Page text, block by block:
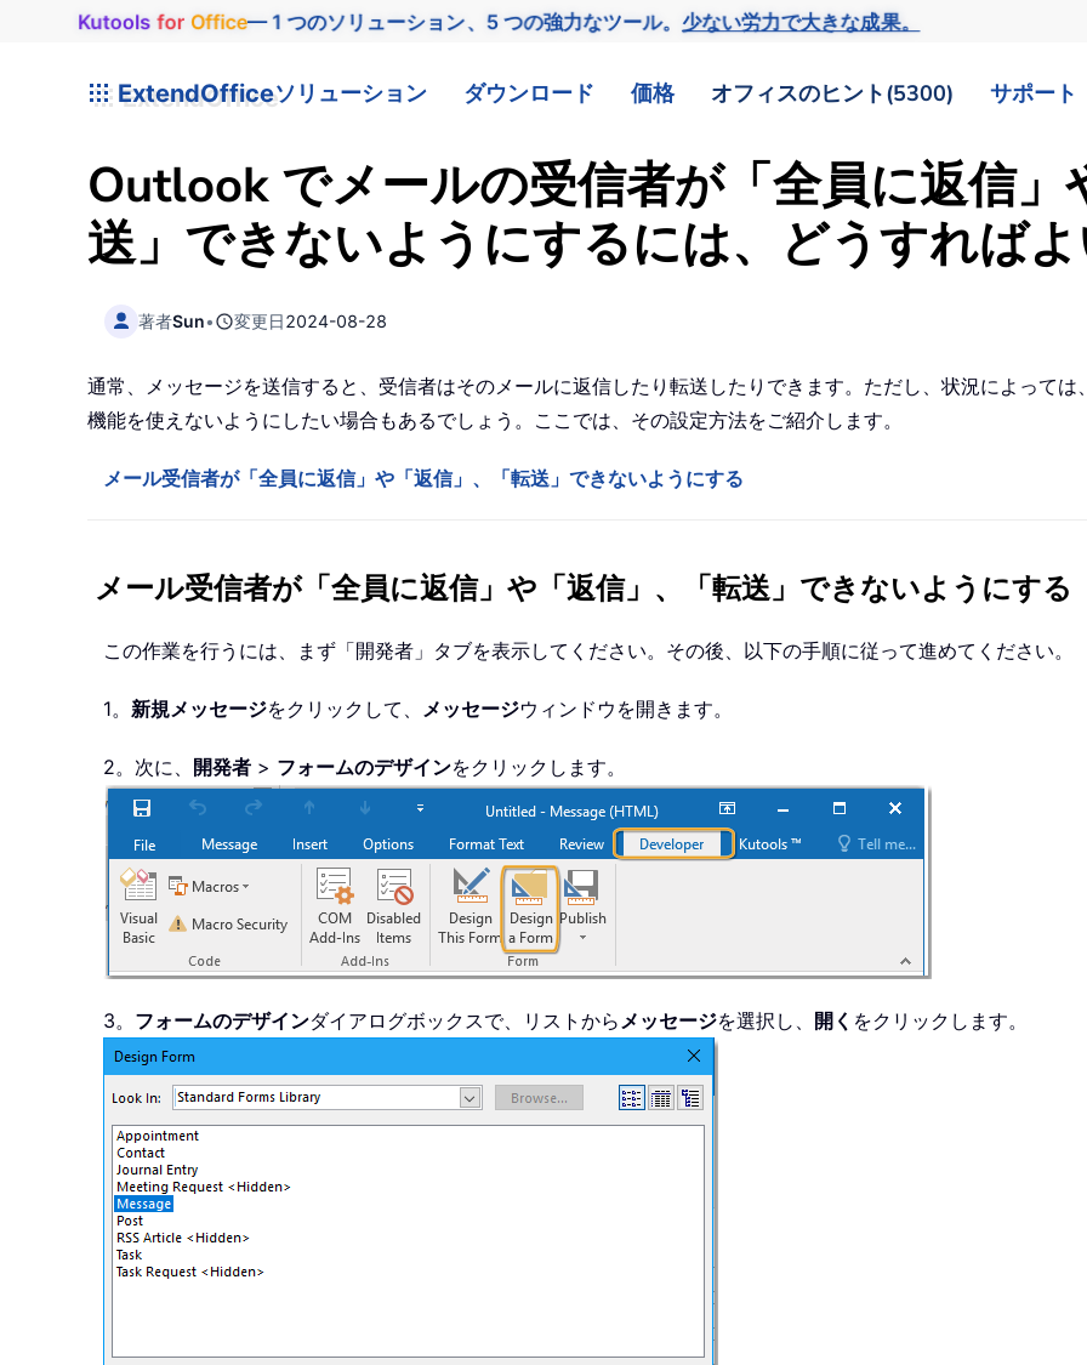
Kutools for Office— 1 つのソリューション、5 つの強力なツール。少ない労力で大きな成果。
ExtendOfficeソリューション ダウンロード 価格 オフィスのヒント(5300) サポート
Outlook でメールの受信者が「全員に返信」
送」できないようにするには、どうすれば
著者Sun• 変更日2024-08-28
通常、メッセージを送信すると、受信者はそのメールに返信したり転送したりできます。ただし、状況によって
機能を使えないようにしたい場合もあるでしょう。ここでは、その設定方法をご紹介します。
メール受信者が「全員に返信」や「返信」、「転送」できないようにする
メール受信者が「全員に返信」や「返信」、「転送」できないようにする
この作業を行うには、まず「開発者」タブを表示してください。その後、以下の手順に従って進めてください。
1。 新規メッセージをクリックして、 メッセージウィンドウを開きます。
2。次に、 開発者 > フォームのデザインをクリックします。
3。 フォームのデザインダイアログボックスで、リストからメッセージを選択し、 開く をクリックします。